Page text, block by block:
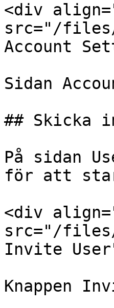
<div
src="/files/
Account
Sidan
## Skicka
På sidan
för att
<div
src="/files/
Invite
Knappen